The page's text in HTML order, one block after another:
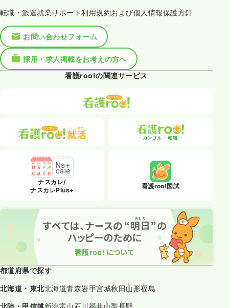
転職・派遣就業サポート利用規約および個人情報保護方針
お問い合わせフォーム
採用・求人掲載をお考えの方へ
看護roo!の関連サービス
ナスカレ/
ナスカレPlus+
看護roo!国試
都道府県で探す
北海道・東北北海道青森岩手宮城秋田山形福島
北陸・甲信越新潟富山石川福井山梨長野